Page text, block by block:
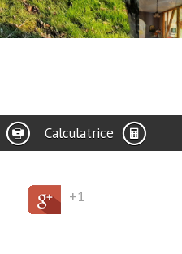
Calculatrice
+1